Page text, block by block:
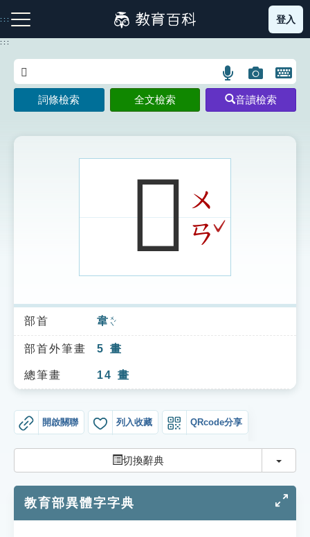
到
主
:::
注音索引圖示 筆畫索引圖示 部首索引表圖示
索引選單
知識索引
單字索引
貓頭鷹博士
登入
:::
語
言
搜
示
圖
片
搜
開
鍵
圖
詞條檢索 全文檢索 音讀檢索
𩎝ㄨ
ㄢ ˇ
部首 韋 ㄨㄟˊ
部首外筆畫 5 畫
總筆畫 14 畫
開啟關聯 列入收藏 QRcode分享
切換辭典 切換
教育部異體字字典